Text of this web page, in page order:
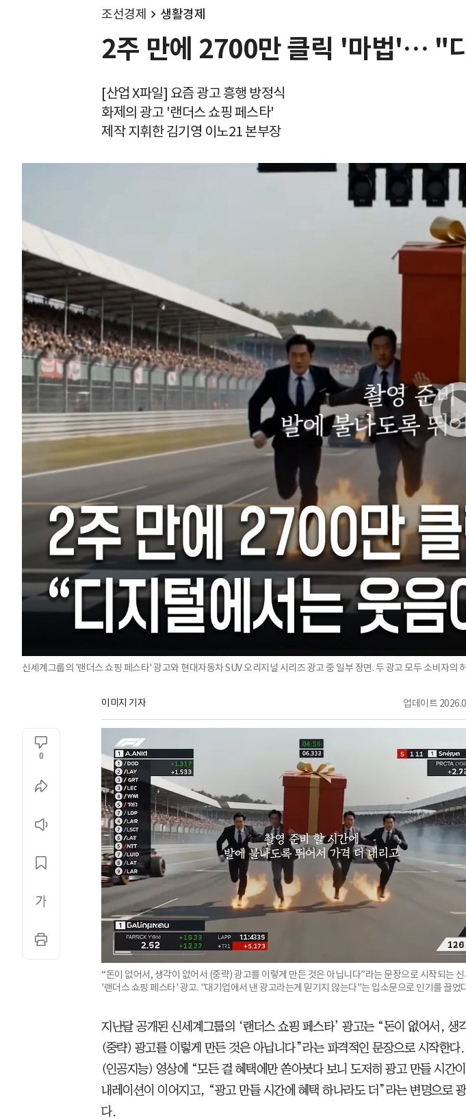
조선경제 생활경제
2주 만에 2700만 클릭 '마법'… "
[산업 X파일] 요즘 광고 흥행 방정식
화제의 광고 '랜더스 쇼핑 페스타'
제작 지휘한 김기영 이노21 본부장
신세계그룹의 '랜더스 쇼핑 페스타' 광고와 현대자동차 SUV 오리지널 시리즈 광고 중 일부 장면. 두 광고 모두 소비자
이미지 기자 업데이트
0
“돈이 없어서, 생각이 없어서 (중략) 광고를 이렇게 만든 것은 아닙니다”라는 문장으로 시작되는
'랜더스 쇼핑 페스타' 광고. "대기업에서 낸 광고라는게 믿기지 않는다"는 입소문으로 인기를 끌었
지난달 공개된 신세계그룹의 ‘랜더스 쇼핑 페스타’ 광고는 “돈이 없어서, 생
(중략) 광고를 이렇게 만든 것은 아닙니다”라는 파격적인 문장으로 시작한다
(인공지능) 영상에 “모든 걸 혜택에만 쏟아붓다 보니 도저히 광고 만들 시간
내레이션이 이어지고, “광고 만들 시간에 혜택 하나라도 더”라는 변명으로
다.